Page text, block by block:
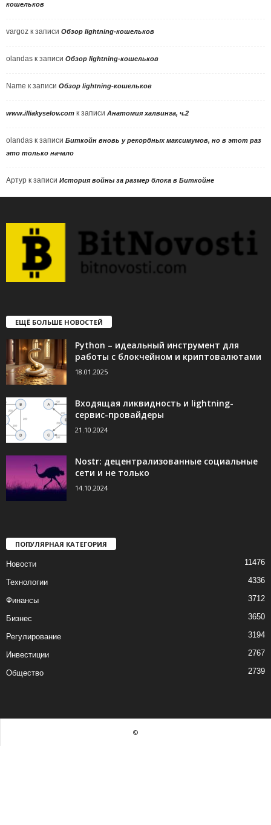
кошельков
vargoz к записи Обзор lightning-кошельков
olandas к записи Обзор lightning-кошельков
Name к записи Обзор lightning-кошельков
www.illiakyselov.com к записи Анатомия халвинга, ч.2
olandas к записи Биткойн вновь у рекордных максимумов, но в этот раз
это только начало
Артур к записи История войны за размер блока в Биткойне
ЕЩЁ БОЛЬШЕ НОВОСТЕЙ
Python – идеальный инструмент для
работы с блокчейном и криптовалютами
18.01.2025
Входящая ликвидность и lightning-
сервис-провайдеры
21.10.2024
Nostr: децентрализованные социальные
сети и не только
14.10.2024
ПОПУЛЯРНАЯ КАТЕГОРИЯ
Новости 11476
Технологии 4336
Финансы 3712
Бизнес 3650
Регулирование 3194
Инвестиции 2767
Общество 2739
©